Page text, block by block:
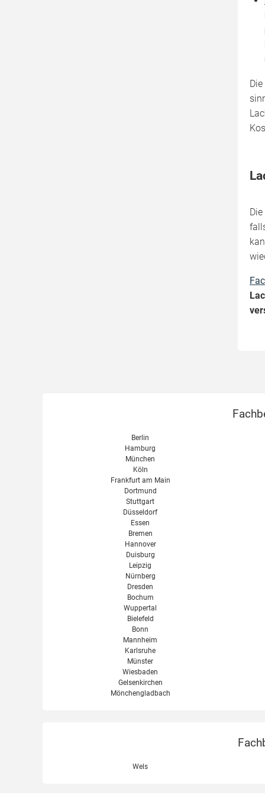
Berlin
Hamburg
München
Köln
Frankfurt am Main
Dortmund
Stuttgart
Düsseldorf
Essen
Bremen
Hannover
Duisburg
Leipzig
Nürnberg
Dresden
Bochum
Wuppertal
Bielefeld
Bonn
Mannheim
Karlsruhe
Münster
Wiesbaden
Gelsenkirchen
Mönchengladbach
Wels